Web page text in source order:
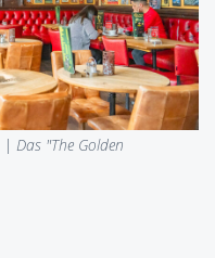
| Das "The Golden